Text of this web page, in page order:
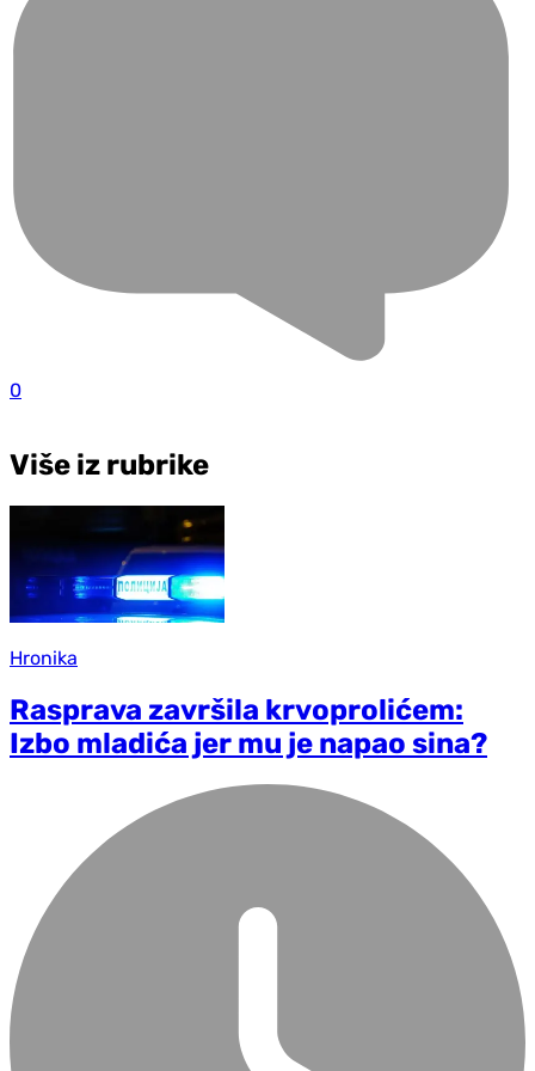
0
Više iz rubrike
Hronika
Rasprava završila krvoprolićem:
Izbo mladića jer mu je napao sina?